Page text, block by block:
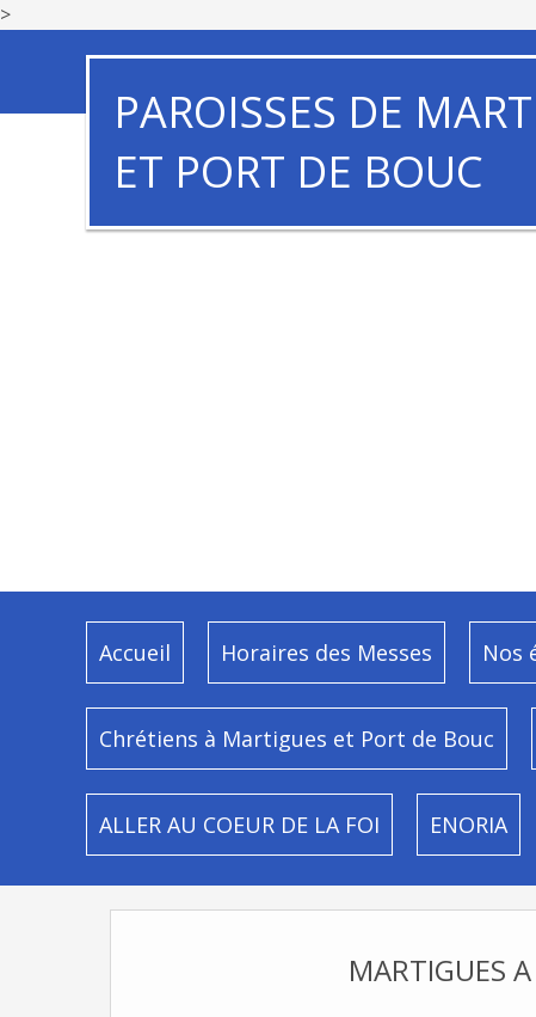
>
PAROISSES DE
ET PORT DE BOUC
Accueil Horaires des Messes Nos
Chrétiens à Martigues et Port de Bouc
ALLER AU COEUR DE LA FOI ENORIA
MARTIGUES